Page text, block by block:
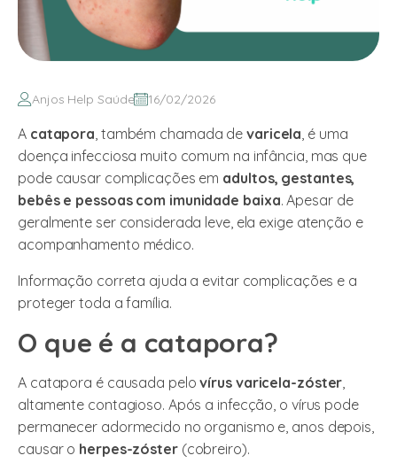
Anjos Help Saúde 16/02/2026
A catapora, também chamada devaricela, é uma
doença infecciosa muito comum na infância, mas que
pode causar complicações em adultos, gestantes,
bebês e pessoas com imunidade baixa. Apesar de
geralmente ser considerada leve, ela exige atenção e
acompanhamento médico.
Informação correta ajuda a evitar complicações e a
proteger toda a família.
O que é a catapora?
A catapora é causada pelovírus varicela-zóster,
altamente contagioso. Após a infecção, o vírus pode
permanecer adormecido no organismo e, anos depois,
causar o herpes-zóster(cobreiro).